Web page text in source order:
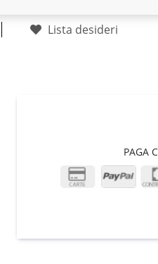
Lista desideri
PAGA